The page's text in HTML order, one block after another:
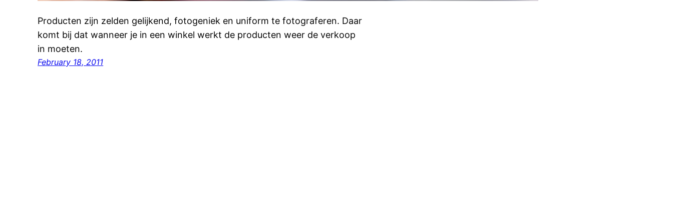
Producten zijn zelden gelijkend, fotogeniek en uniform te fotograferen. Daar
komt bij dat wanneer je in een winkel werkt de producten weer de verkoop
in moeten.
February 18, 2011